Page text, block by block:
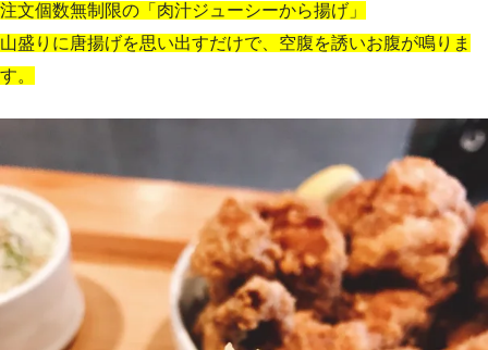
注文個数無制限の「肉汁ジューシーから揚げ」
山盛りに唐揚げを思い出すだけで、空腹を誘いお腹が鳴りま
す。